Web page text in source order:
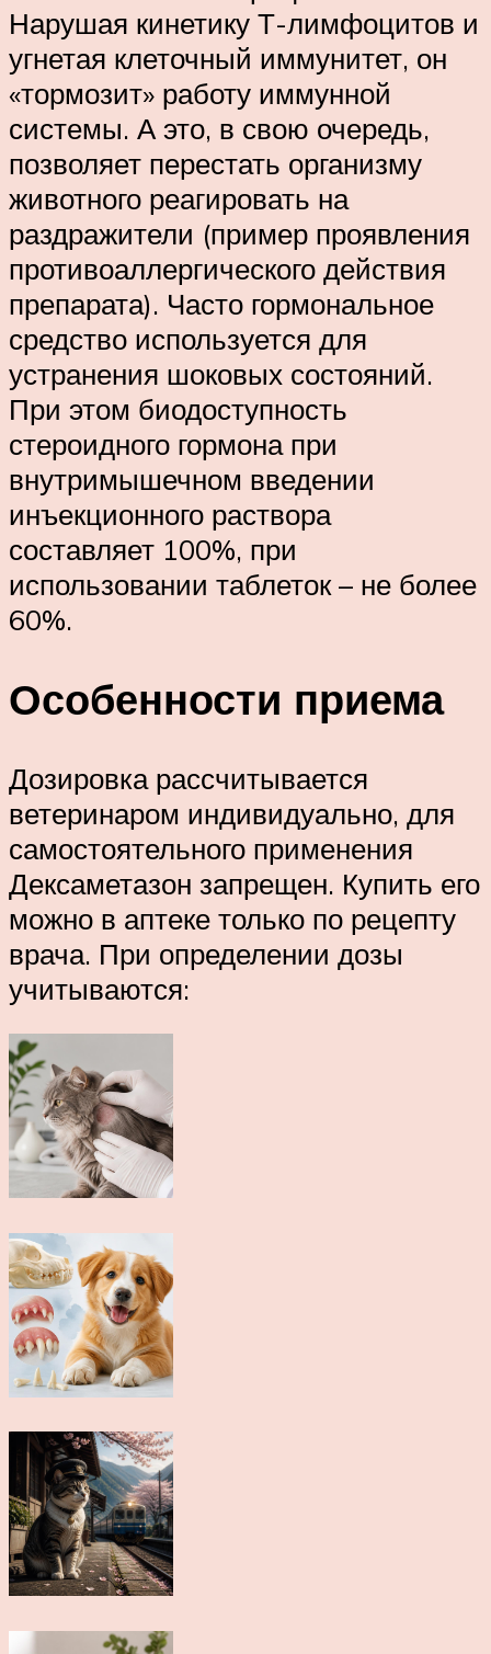
Нарушая кинетику Т-лимфоцитов и
угнетая клеточный иммунитет, он
«тормозит» работу иммунной
системы. А это, в свою очередь,
позволяет перестать организму
животного реагировать на
раздражители (пример проявления
противоаллергического действия
препарата). Часто гормональное
средство используется для
устранения шоковых состояний.
При этом биодоступность
стероидного гормона при
внутримышечном введении
инъекционного раствора
составляет 100%, при
использовании таблеток – не более
60%.
Особенности приема
Дозировка рассчитывается
ветеринаром индивидуально, для
самостоятельного применения
Дексаметазон запрещен. Купить его
можно в аптеке только по рецепту
врача. При определении дозы
учитываются: